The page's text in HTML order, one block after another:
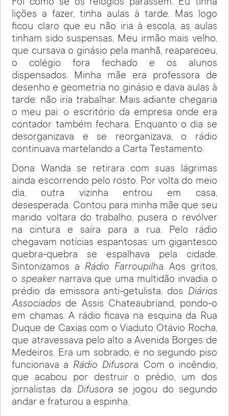
Foi como se os relógios parassem. Eu tinha
lições a fazer, tinha aulas à tarde. Mas logo
ficou claro que eu não iria à escola, as aulas
tinham sido suspensas. Meu irmão mais velho,
que cursava o ginásio pela manhã, reapareceu,
o colégio fora fechado e os alunos
dispensados. Minha mãe era professora de
desenho e geometria no ginásio e dava aulas à
tarde: não iria trabalhar. Mais adiante chegaria
o meu pai: o escritório da empresa onde era
contador também fechara. Enquanto o dia se
desorganizava e se reorganizava, o rádio
continuava martelando a Carta Testamento.
Dona Wanda se retirara com suas lágrimas
ainda escorrendo pelo rosto. Por volta do meio
dia, outra vizinha entrou em casa,
desesperada. Contou para minha mãe que seu
marido voltara do trabalho, pusera o revólver
na cintura e saíra para a rua. Pelo rádio
chegavam notícias espantosas: um gigantesco
quebra-quebra se espalhava pela cidade.
Sintonizamos a Rádio Farroupilha. Aos gritos,
o speakernarrava que uma multidão invadia o
prédio da emissora anti-getulista, dos Diários
Associados de Assis Chateaubriand, pondo-o
em chamas. A rádio ficava na esquina da Rua
Duque de Caxias com o Viaduto Otávio Rocha,
que atravessava pelo alto a Avenida Borges de
Medeiros. Era um sobrado, e no segundo piso
funcionava a Rádio Difusora. Com o incêndio,
que acabou por destruir o prédio, um dos
jornalistas da Difusorase jogou do segundo
andar e fraturou a espinha.